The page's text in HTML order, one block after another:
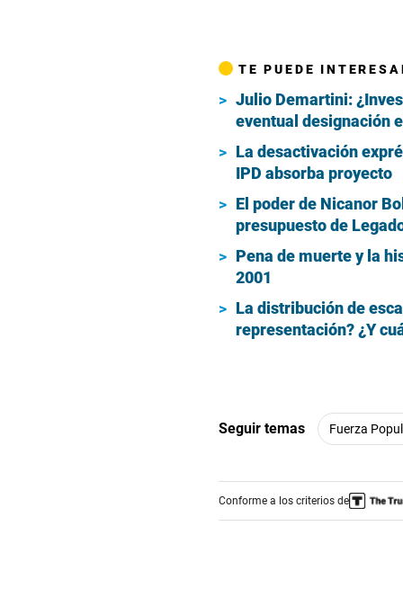
TE PUEDE
Julio Demartini:
eventual designación
La desactivación
IPD absorba proyecto
El poder de Nicanor
presupuesto de
Pena de muerte y la
2001
La distribución de
representación? ¿Y
Seguir temas Fuerza
Conforme a los criterios de